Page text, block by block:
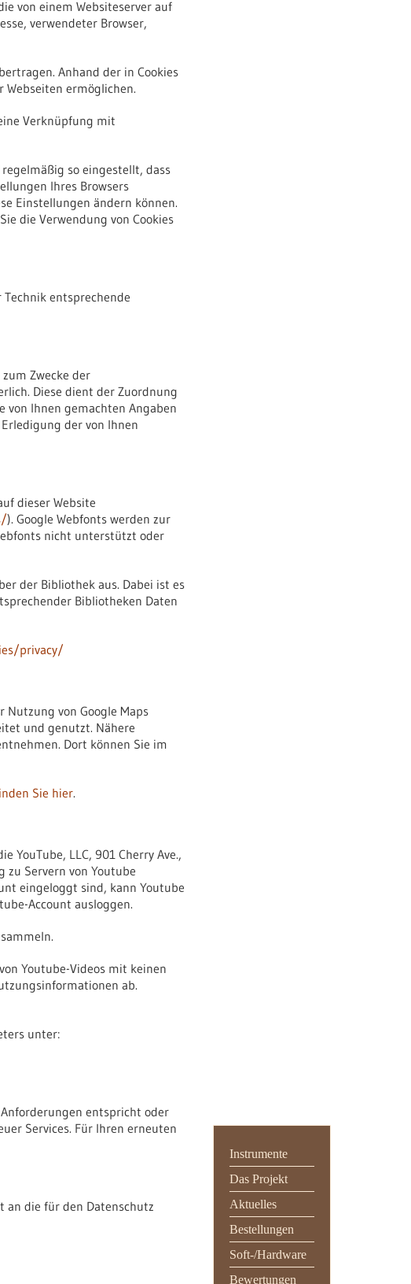
von einem Websiteserver auf
verwendeter Browser,
Anhand der in Cookies
ermöglichen.
Verknüpfung mit
so eingestellt, dass
Ihres Browsers
Einstellungen ändern können.
die Verwendung von Cookies
entsprechende
Zwecke der
Diese dient der Zuordnung
von Ihnen gemachten Angaben
der von Ihnen
dieser Website
). Google Webfonts werden zur
nicht unterstützt oder
der Bibliothek aus. Dabei ist es
Bibliotheken Daten
privacy/
Nutzung von Google Maps
und genutzt. Nähere
Dort können Sie im
Sie hier.
YouTube, LLC, 901 Cherry Ave.,
zu Servern von Youtube
eingeloggt sind, kann Youtube
Account ausloggen.
Youtube-Videos mit keinen
ab.
unter:
entspricht oder
Services. Für Ihren erneuten
an die für den Datenschutz
Instrumente
Das Projekt
Aktuelles
Bestellungen
Soft-/Hardware
Bewertungen